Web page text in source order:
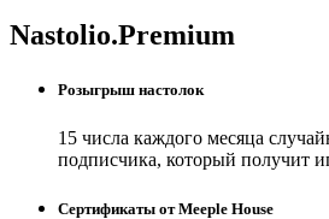
Nastolio.Premium
Розыгрыш настолок
15 числа каждого месяца
подписчика, который получит
Сертификаты от Meeple House